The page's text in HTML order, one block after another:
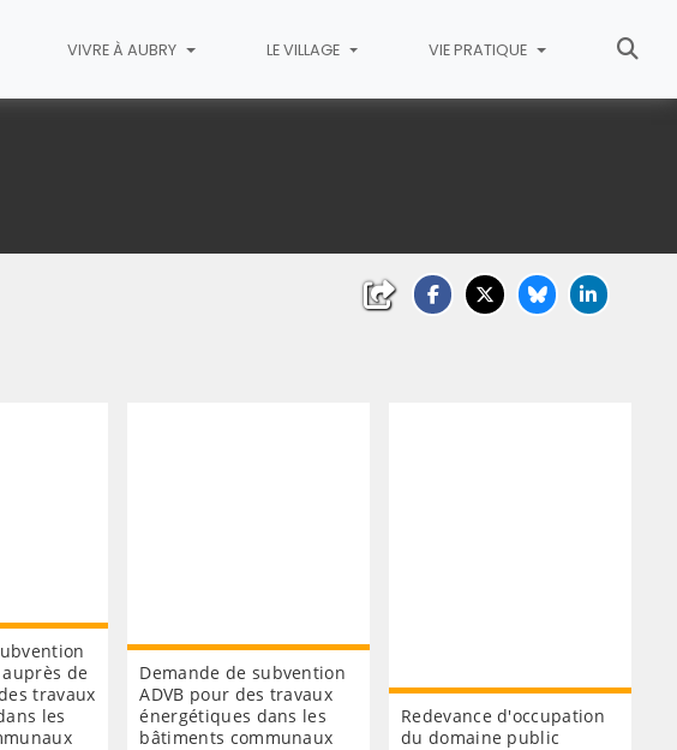
VIVRE À AUBRY LE VILLAGE VIE PRATIQUE
de
travaux
les
Demande de subvention
ADVB pour des travaux
énergétiques dans les
bâtiments communaux
Redevance d'occupation
du domaine public